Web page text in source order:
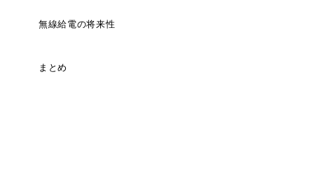
無線給電の将来性
まとめ